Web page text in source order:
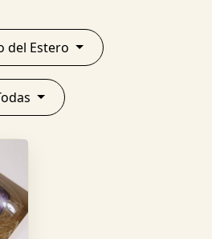
del Estero
/ Zona: Todas